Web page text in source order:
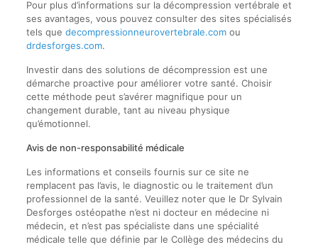
Pour plus d’informations sur la décompression vertébrale et
ses avantages, vous pouvez consulter des sites spécialisés
tels que decompressionneurovertebrale.comou
drdesforges.com.
Investir dans des solutions de décompression est une
démarche proactive pour améliorer votre santé. Choisir
cette méthode peut s’avérer magnifique pour un
changement durable, tant au niveau physique
qu’émotionnel.
Avis de non-responsabilité médicale
Les informations et conseils fournis sur ce site ne
remplacent pas l’avis, le diagnostic ou le traitement d’un
professionnel de la santé. Veuillez noter que le Dr Sylvain
Desforges ostéopathe n’est ni docteur en médecine ni
médecin, et n’est pas spécialiste dans une spécialité
médicale telle que définie par le Collège des médecins du